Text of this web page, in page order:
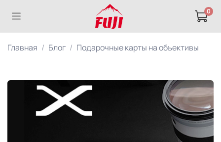
0
Главная Блог Подарочные карты на объективы